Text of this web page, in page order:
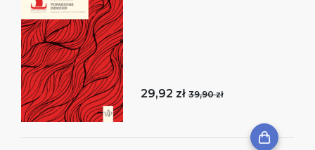
29,92 zł 39,90 zł